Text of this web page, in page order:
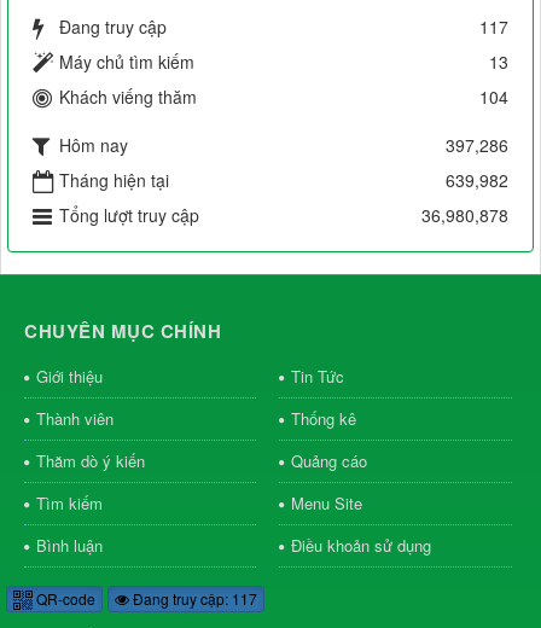
Đang truy cập
117
Máy chủ tìm kiếm
13
Khách viếng thăm
104
Hôm nay
397,286
Tháng hiện tại
639,982
Tổng lượt truy cập
36,980,878
CHUYÊN MỤC CHÍNH
Giới thiệu
Tin Tức
Thành viên
Thống kê
Thăm dò ý kiến
Quảng cáo
Tìm kiếm
Menu Site
Bình luận
Điều khoản sử dụng
QR-code Đang truy cập: 117